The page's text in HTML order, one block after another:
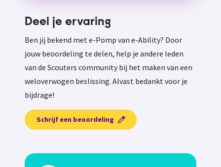
Deel je ervaring
Ben jij bekend met e-Pomp van e-Ability? Door
jouw beoordeling te delen, help je andere leden
van de Scouters community bij het maken van een
weloverwogen beslissing. Alvast bedankt voor je
bijdrage!
Schrijf een beoordeling